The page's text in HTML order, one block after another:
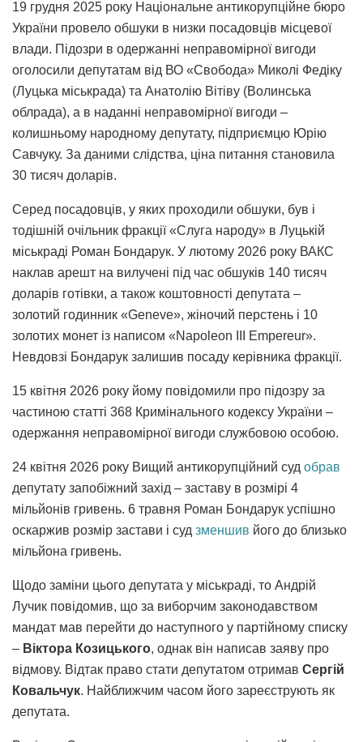
19 грудня 2025 року Національне антикорупційне бюро
України провело обшуки в низки посадовців місцевої
влади. Підозри в одержанні неправомірної вигоди
оголосили депутатам від ВО «Свобода» Миколі Федіку
(Луцька міськрада) та Анатолію Вітіву (Волинська
облрада), а в наданні неправомірної вигоди –
колишньому народному депутату, підприємцю Юрію
Савчуку. За даними слідства, ціна питання становила
30 тисяч доларів.
Серед посадовців, у яких проходили обшуки, був і
тодішній очільник фракції «Слуга народу» в Луцькій
міськраді Роман Бондарук. У лютому 2026 року ВАКС
наклав арешт на вилучені під час обшуків 140 тисяч
доларів готівки, а також коштовності депутата –
золотий годинник «Geneve», жіночий перстень і 10
золотих монет із написом «Napoleon III Empereur».
Невдовзі Бондарук залишив посаду керівника фракції.
15 квітня 2026 року йому повідомили про підозру за
частиною статті 368 Кримінального кодексу України –
одержання неправомірної вигоди службовою особою.
24 квітня 2026 року Вищий антикорупційний суд обрав
депутату запобіжний захід – заставу в розмірі 4
мільйонів гривень. 6 травня Роман Бондарук успішно
оскаржив розмір застави і суд зменшив його до близько
мільйона гривень.
Щодо заміни цього депутата у міськраді, то Андрій
Лучик повідомив, що за виборчим законодавством
мандат мав перейти до наступного у партійному списку
– Віктора Козицького, однак він написав заяву про
відмову. Відтак право стати депутатом отримав Сергій
Ковальчук. Найближчим часом його зареєструють як
депутата.